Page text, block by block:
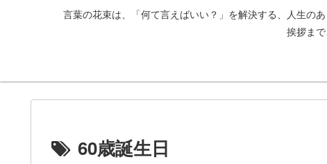
言葉の花束は、「何て言えばいい？」を解決する、人生の
挨拶ま
60歳誕生日